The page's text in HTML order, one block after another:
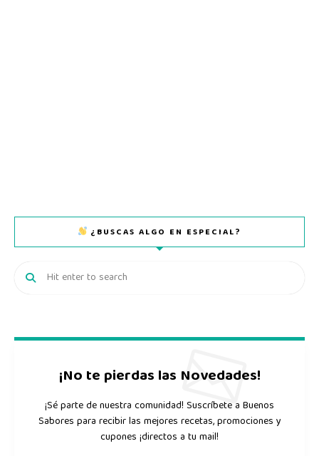
¿BUSCAS ALGO EN ESPECIAL?
¡No te pierdas las Novedades!
¡Sé parte de nuestra comunidad! Suscríbete a Buenos
Sabores para recibir las mejores recetas, promociones y
cupones ¡directos a tu mail!